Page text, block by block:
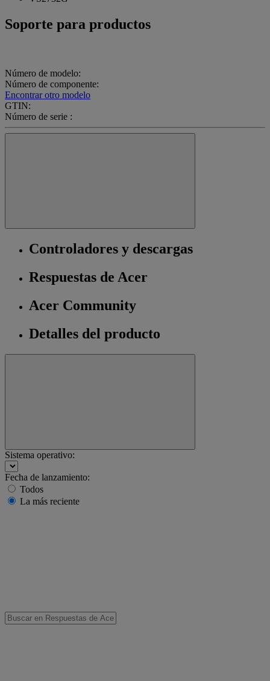
Soporte para productos
Número de modelo:
Número de componente:
Encontrar otro modelo
GTIN:
Número de serie :
Controladores y descargas
Respuestas de Acer
Acer Community
Detalles del producto
Sistema operativo:
Fecha de lanzamiento:
Todos
La más reciente